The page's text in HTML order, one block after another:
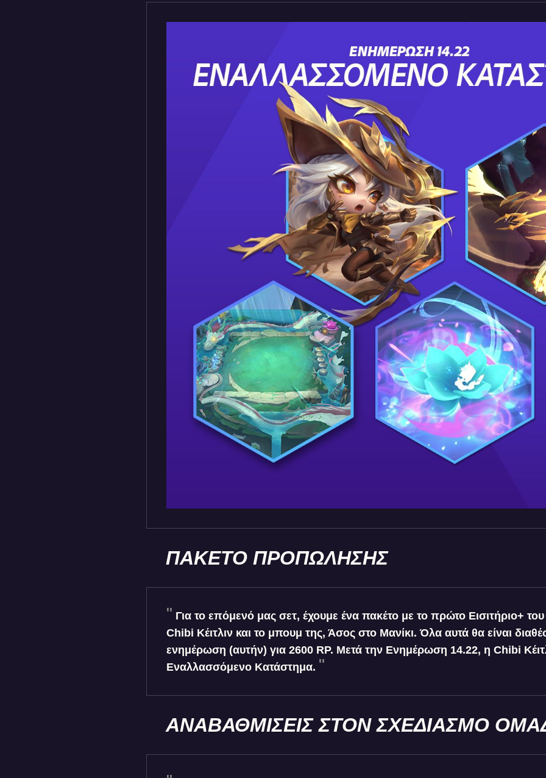
ΠΑΚΕΤΟ ΠΡΟΠΩΛΗΣΗΣ
Για το επόμενό μας σετ, έχουμε ένα πακέτο με το πρώτο Εισιτήριο+
Chibi Κέιτλιν και το μπουμ της, Άσος στο Μανίκι. Όλα αυτά θα είναι
ενημέρωση (αυτήν) για 2600 RP. Μετά την Ενημέρωση 14.22, η Chibi
Εναλλασσόμενο Κατάστημα.
ΑΝΑΒΑΘΜΙΣΕΙΣ ΣΤΟΝ ΣΧΕΔΙΑΣΜΟ